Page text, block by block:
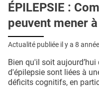
ÉPILEPSIE :
peuvent mener
Actualité publiée il y a 8
Bien qu'il soit
d'épilepsie sont liées à
déficits cognitifs, en